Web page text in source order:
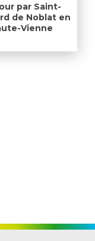
par Saint-
de Noblat en
Vienne